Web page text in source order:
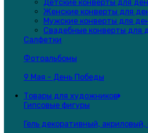
Детские конверты для
Женские конверты для
Мужские конверты для
Свадебные конверты для
Салфетки
Фотоальбомы
9 Мая - День Победы
Товары для художников
Гипсовые фигуры
Гель декоративный,